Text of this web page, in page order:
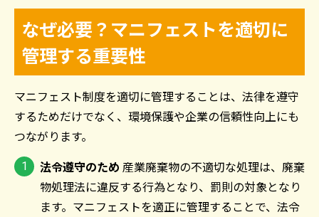
なぜ必要？マニフェストを適切に
管理する重要性
マニフェスト制度を適切に管理することは、法律を遵守
するためだけでなく、環境保護や企業の信頼性向上にも
つながります。
法令遵守のため 産業廃棄物の不適切な処理は、廃棄
物処理法に違反する行為となり、罰則の対象となり
ます。マニフェストを適正に管理することで、法令